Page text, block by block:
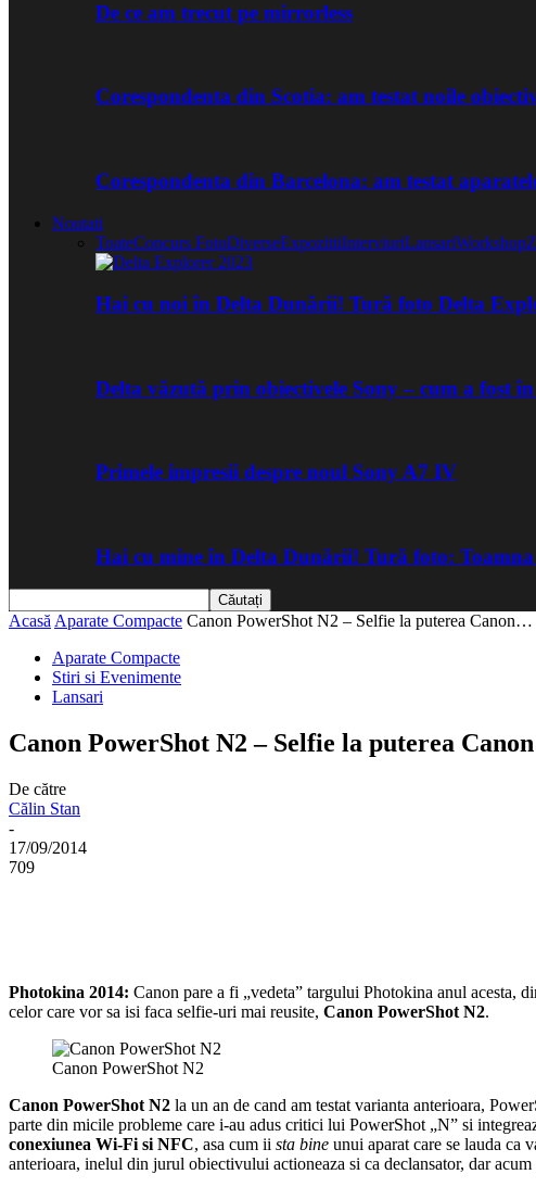
De ce am trecut pe mirrorless
Corespondenta din Scotia: am testat noile
Corespondenta din Barcelona: am testat
Noutati
ToateConcurs FotoDiverseExpozitiiInterviuriLansariWorkshop
Hai cu noi în Delta Dunării! Tură foto Delta
Delta văzută prin obiectivele Sony – cum a fost
Primele impresii despre noul Sony A7 IV
Hai cu mine în Delta Dunării! Tură foto:
Acasă Aparate Compacte Canon PowerShot N2 – Selfie la puterea Canon…
Aparate Compacte
Stiri si Evenimente
Lansari
Canon PowerShot N2 – Selfie la puterea
De către
Călin Stan
-
17/09/2014
709
Photokina 2014: Canon pare a fi „vedeta” targului Photokina anul acesta,
celor care vor sa isi faca selfie-uri mai reusite, Canon PowerShot N2.
Canon PowerShot N2
Canon PowerShot N2 la un an de cand am testat varianta anterioara,
parte din micile probleme care i-au adus critici lui PowerShot „N” si
conexiunea Wi-Fi si NFC, asa cum ii sta bine unui aparat care se lauda ca
anterioara, inelul din jurul obiectivului actioneaza si ca declansator, dar